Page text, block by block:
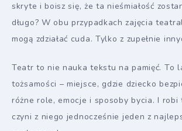
skryte i boisz się, że ta nieśmiałość
długo? W obu przypadkach zajęcia
mogą zdziałać cuda. Tylko z zupełnie
Teatr to nie nauka tekstu na pamięć. To
tożsamości – miejsce, gdzie dziecko
różne role, emocje i sposoby bycia. I
czyni z niego jednocześnie jeden z